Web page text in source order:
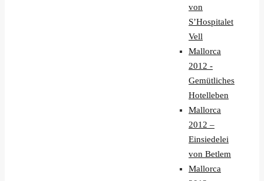
von
S’Hospitalet
Vell
Mallorca
2012 -
Gemütliches
Hotelleben
Mallorca
2012 –
Einsiedelei
von Betlem
Mallorca